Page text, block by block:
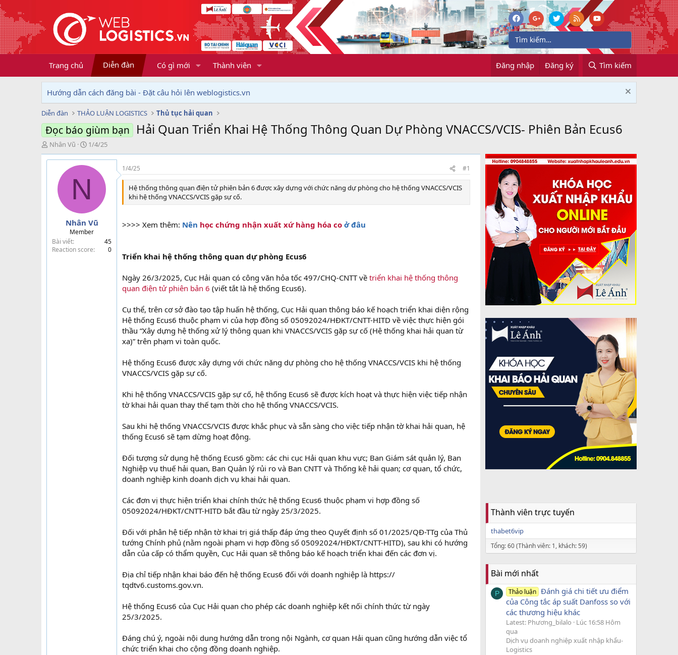
Trang chủ Diễn đàn Có gì mới Thành viên Đăng nhập Đăng ký Tìm kiếm
Hướng dẫn cách đăng bài - Đặt câu hỏi lên weblogistics.vn
Diễn đàn THẢO LUẬN LOGISTICS Thủ tục hải quan
Đọc báo giùm bạn Hải Quan Triển Khai Hệ Thống Thông Quan Dự Phòng VNACCS/VCIS- Phiên Bản Ecus6
T
h
r
Nhân Vũ
N
g
à
g
i
1/4/25
N
Nhân Vũ
Member
Bài viết
45
Reaction score
0
1/4/25 #1
Hệ thống thông quan điện tử phiên bản 6 được xây dựng với chức năng dự phòng cho hệ thống VNACCS/VCIS
khi hệ thống VNACCS/VCIS gặp sự cố.
>>>> Xem thêm: Nên học chứng nhận xuất xứ hàng hóa co ở đâu
Triển khai hệ thống thông quan dự phòng Ecus6
Ngày 26/3/2025, Cục Hải quan có công văn hỏa tốc 497/CHQ-CNTT về triển khai hệ thống thông
quan điện tử phiên bản 6 (viết tắt là hệ thống Ecus6).
Cụ thể, trên cơ sở đào tạo tập huấn hệ thống, Cục Hải quan thông báo kế hoạch triển khai diện rộng
Hệ thống Ecus6 thuộc phạm vi của hợp đồng số 05092024/HĐKT/CNTT-HITD về việc thực hiện gói
thầu “Xây dựng hệ thống xử lý thông quan khi VNACCS/VCIS gặp sự cố (Hệ thống khai hải quan từ
xa)” trên phạm vi toàn quốc.
Hệ thống Ecus6 được xây dựng với chức năng dự phòng cho hệ thống VNACCS/VCIS khi hệ thống
VNACCS/VCIS gặp sự cố.
Khi hệ thống VNACCS/VCIS gặp sự cố, hệ thống Ecus6 sẽ được kích hoạt và thực hiện việc tiếp nhận
tờ khai hải quan thay thế tạm thời cho hệ thống VNACCS/VCIS.
Sau khi hệ thống VNACCS/VCIS được khắc phục và sẵn sàng cho việc tiếp nhận tờ khai hải quan, hệ
thống Ecus6 sẽ tạm dừng hoạt động.
Đối tượng sử dụng hệ thống Ecus6 gồm: các chi cục Hải quan khu vực; Ban Giám sát quản lý, Ban
Nghiệp vụ thuế hải quan, Ban Quản lý rủi ro và Ban CNTT và Thống kê hải quan; cơ quan, tổ chức,
doanh nghiệp kinh doanh dịch vụ khai hải quan.
Các đơn vị thực hiện triển khai chính thức hệ thống Ecus6 thuộc phạm vi hợp đồng số
05092024/HĐKT/CNTT-HITD bắt đầu từ ngày 25/3/2025.
Đối với phân hệ tiếp nhận tờ khai trị giá thấp đáp ứng theo Quyết định số 01/2025/QĐ-TTg của Thủ
tướng Chính phủ (nằm ngoài phạm vi hợp đồng số 05092024/HĐKT/CNTT-HITD), sau khi có hướng
dẫn của cấp có thẩm quyền, Cục Hải quan sẽ thông báo kế hoạch triển khai đến các đơn vị.
Địa chỉ tiếp nhận khai báo đến hệ thống Ecus6 đối với doanh nghiệp là https://
tqdtv6.customs.gov.vn.
Hệ thống Ecus6 của Cục Hải quan cho phép các doanh nghiệp kết nối chính thức từ ngày
25/3/2025.
Đáng chú ý, ngoài nội dung hướng dẫn trong nội Ngành, cơ quan Hải quan cũng hướng dẫn việc tổ
chức triển khai cho cộng đồng doanh nghiệp.
Thành viên trực tuyến
thabet6vip
Tổng: 60 (Thành viên: 1, khách: 59)
Bài mới nhất
P Thảo luận Đánh giá chi tiết ưu điểm
của Công tắc áp suất Danfoss so với
các thương hiệu khác
Latest: Phương_bilalo
Lúc 16:58 Hôm
qua
Dịch vụ doanh nghiệp xuất nhập khẩu-
Logistics